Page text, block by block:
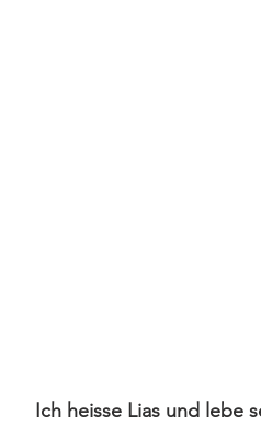
Ich heisse Lias und lebe